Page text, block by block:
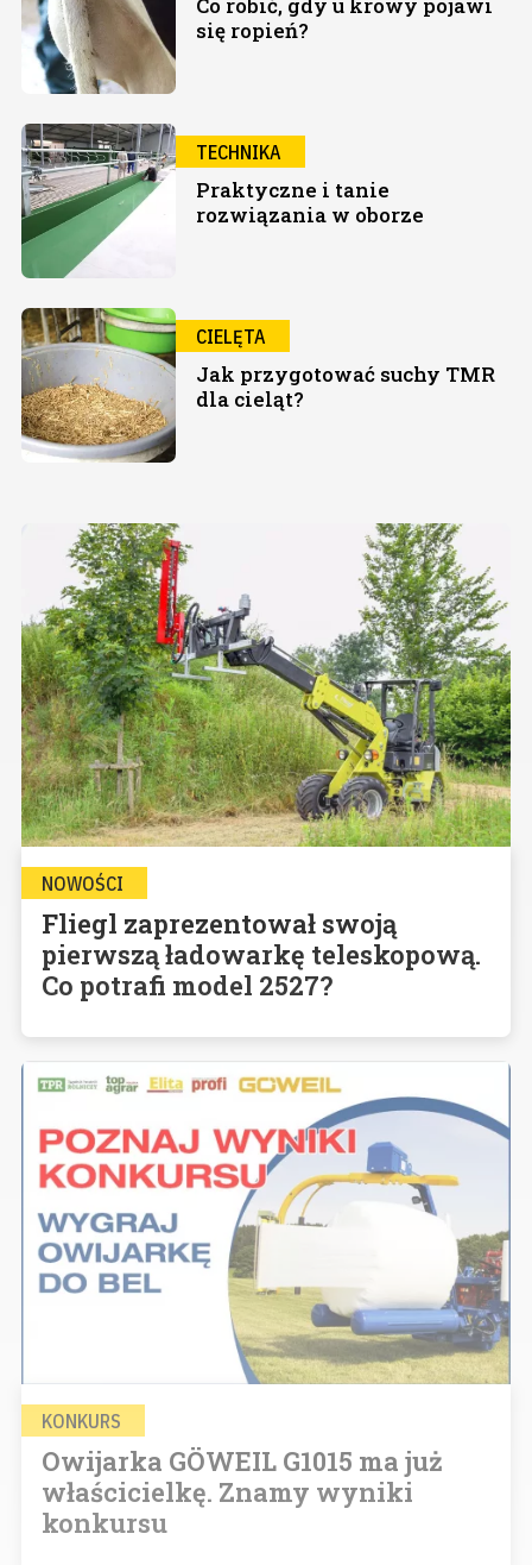
się ropień?
TECHNIKA
Praktyczne i tanie
rozwiązania w oborze
CIELĘTA
Jak przygotować suchy TMR
dla cieląt?
NOWOŚCI
Fliegl zaprezentował swoją
pierwszą ładowarkę teleskopową.
Co potrafi model 2527?
KONKURS
Owijarka GÖWEIL G1015 ma już
właścicielkę. Znamy wyniki
konkursu